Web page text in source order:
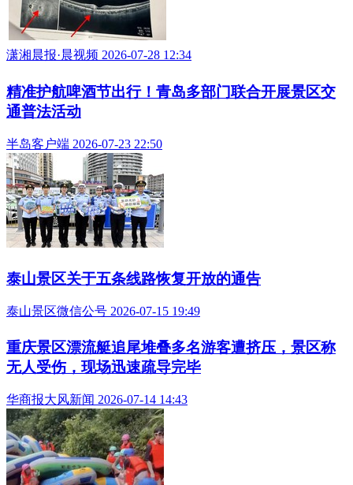
​潇湘晨报·晨视频 2026-07-28 12:34
精准护航啤酒节出行！青岛多部门联合开展景区交
通普法活动
半岛客户端 2026-07-23 22:50
泰山景区关于五条线路恢复开放的通告
泰山景区微信公号 2026-07-15 19:49
重庆景区漂流艇追尾堆叠多名游客遭挤压，景区称
无人受伤，现场迅速疏导完毕
华商报大风新闻 2026-07-14 14:43